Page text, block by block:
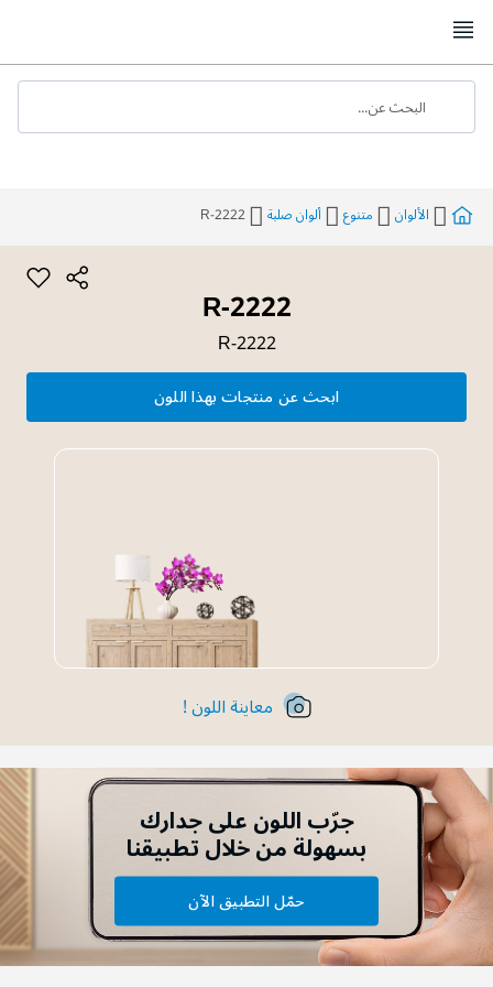
to
البحث عن...
الألوان متنوع ألوان صلبة R-2222
R-2222
R-2222
ابحث عن منتجات بهذا اللون
معاينة اللون !
جرّب اللون على جدارك
بسهولة من خلال تطبيقنا
حمّل التطبيق الآن